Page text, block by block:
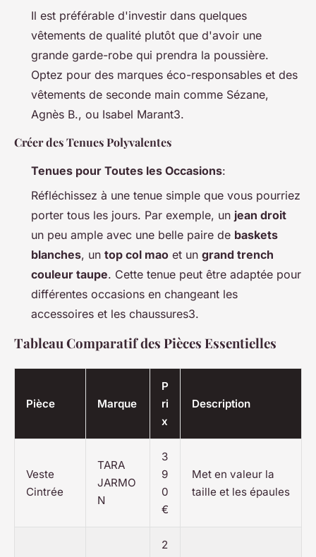
Il est préférable d'investir dans quelques
vêtements de qualité plutôt que d'avoir une
grande garde-robe qui prendra la poussière.
Optez pour des marques éco-responsables et des
vêtements de seconde main comme Sézane,
Agnès B., ou Isabel Marant3.
Créer des Tenues Polyvalentes
Tenues pour Toutes les Occasions:
Réfléchissez à une tenue simple que vous pourriez
porter tous les jours. Par exemple, un jean droit
un peu ample avec une belle paire de baskets
blanches, un top col mao et un grand trench
couleur taupe. Cette tenue peut être adaptée pour
différentes occasions en changeant les
accessoires et les chaussures3.
Tableau Comparatif des Pièces Essentielles
Pièce Marque
P
ri
x
Description
Veste
Cintrée
TARA
JARMO
N
3
9
0
€
Met en valeur la
taille et les épaules
2